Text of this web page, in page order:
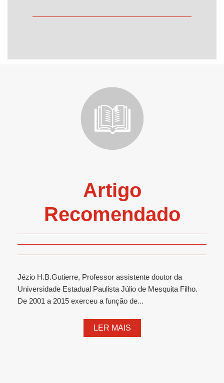
Artigo
Recomendado
Jézio H.B.Gutierre, Professor assistente doutor da
Universidade Estadual Paulista Júlio de Mesquita Filho.
De 2001 a 2015 exerceu a função de...
LER MAIS